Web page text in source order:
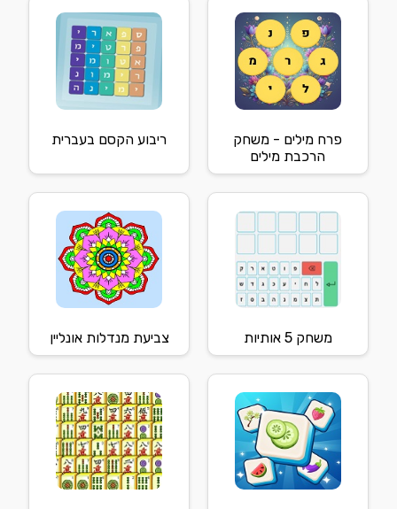
פרח מילים - משחק
הרכבת מילים
ריבוע הקסם בעברית
משחק 5 אותיות צביעת מנדלות אונליין